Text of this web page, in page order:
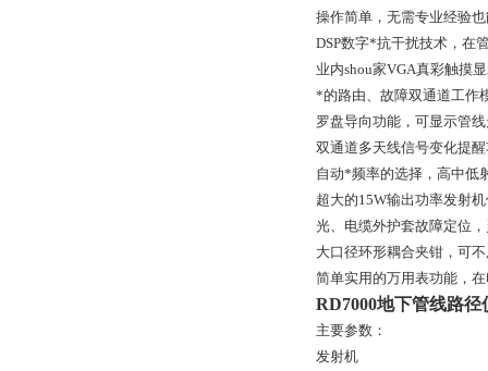
操作简单，无需专业经验
DSP数字*抗干扰技术，在
业内shou家VGA真彩触摸
*的路由、故障双通道工作
罗盘导向功能，可显示管
双通道多天线信号变化提
自动*频率的选择，高中低
超大的15W输出功率发射
光、电缆外护套故障定位
大口径环形耦合夹钳，可
简单实用的万用表功能，
RD7000地下管线路径
主要参数：
发射机